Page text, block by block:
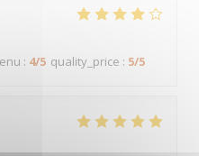
: 4/5 quality_price : 5/5